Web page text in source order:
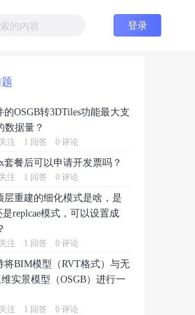
登录
的OSGB转3DTiles功能最大支
数据量？
注 1 回答 0 评论
套餐后可以申请开发票吗？
注 1 回答 0 评论
层重建的细化模式是啥，是
replcae模式，可以设置成
注 1 回答 0 评论
将BIM模型（RVT格式）与无
实景模型（OSGB）进行一
注 1 回答 0 评论